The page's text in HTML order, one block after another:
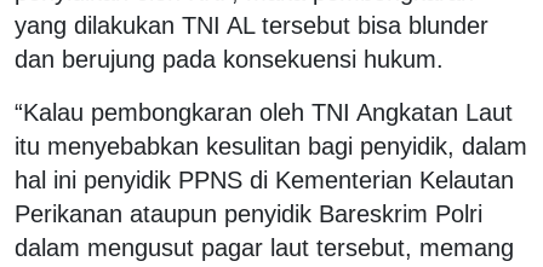
yang dilakukan TNI AL tersebut bisa blunder
dan berujung pada konsekuensi hukum.
“Kalau pembongkaran oleh TNI Angkatan Laut
itu menyebabkan kesulitan bagi penyidik, dalam
hal ini penyidik PPNS di Kementerian Kelautan
Perikanan ataupun penyidik Bareskrim Polri
dalam mengusut pagar laut tersebut, memang